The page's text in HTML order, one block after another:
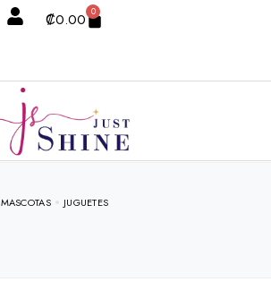
₡0.00 0
MASCOTAS JUGUETES